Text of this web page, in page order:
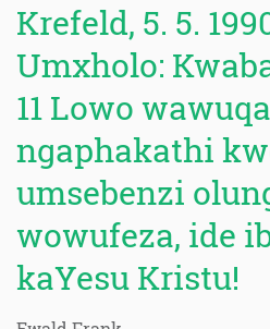
Krefeld, 5. 5.
Umxholo:
11 Lowo
ngaphakathi
umsebenzi
wowufeza, ide
kaYesu Kristu!